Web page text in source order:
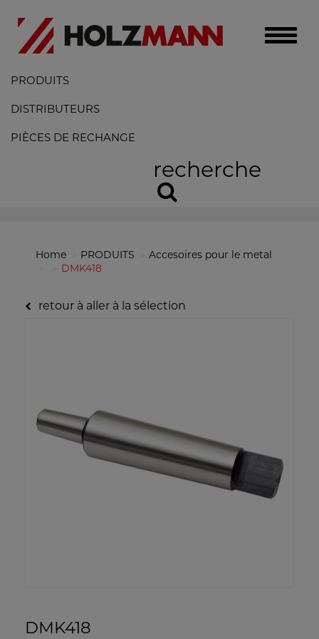
Toggle
PRODUITS
DISTRIBUTEURS
PIÈCES DE RECHANGE
recherche
Home PRODUITS
Accesoires pour le metal
DMK418
retour à aller à la sélection
DMK418